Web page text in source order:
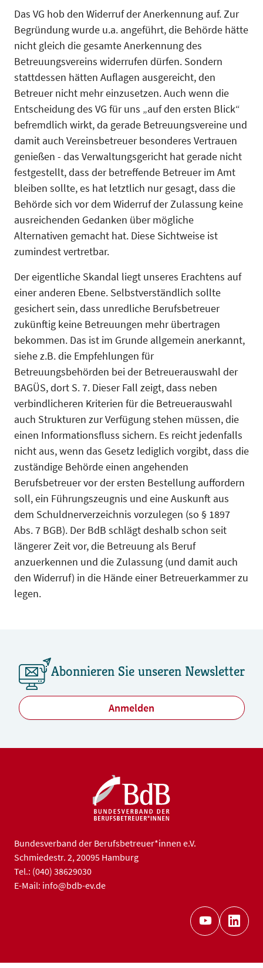
Das VG hob den Widerruf der Anerkennung auf. Zur
Begründung wurde u.a. angeführt, die Behörde hätte
nicht gleich die gesamte Anerkennung des
Betreuungsvereins widerrufen dürfen. Sondern
stattdessen hätten Auflagen ausgereicht, den
Betreuer nicht mehr einzusetzen. Auch wenn die
Entscheidung des VG für uns „auf den ersten Blick“
befremdlich wirkt, da gerade Betreuungsvereine und
damit auch Vereinsbetreuer besonderes Vertrauen
genießen - das Verwaltungsgericht hat gerade nicht
festgestellt, dass der betreffende Betreuer im Amt
bleiben sollte, es hat letztlich nur gesagt, dass die
Behörde sich vor dem Widerruf der Zulassung keine
ausreichenden Gedanken über mögliche
Alternativen gemacht hat. Diese Sichtweise ist
zumindest vertretbar.
Der eigentliche Skandal liegt unseres Erachtens auf
einer anderen Ebene. Selbstverständlich sollte
gesichert sein, dass unredliche Berufsbetreuer
zukünftig keine Betreuungen mehr übertragen
bekommen. Das ist im Grunde allgemein anerkannt,
siehe z.B. die Empfehlungen für
Betreuungsbehörden bei der Betreuerauswahl der
BAGÜS, dort S. 7. Dieser Fall zeigt, dass neben
verbindlicheren Kriterien für die Betreuerauswahl
auch Strukturen zur Verfügung stehen müssen, die
einen Informationsfluss sichern. Es reicht jedenfalls
nicht aus, wenn das Gesetz lediglich vorgibt, dass die
zuständige Behörde einen angehenden
Berufsbetreuer vor der ersten Bestellung auffordern
soll, ein Führungszeugnis und eine Auskunft aus
dem Schuldnerverzeichnis vorzulegen (so § 1897
Abs. 7 BGB). Der BdB schlägt deshalb schon seit
längerer Zeit vor, die Betreuung als Beruf
anzuerkennen und die Zulassung (und damit auch
den Widerruf) in die Hände einer Betreuerkammer zu
legen.
Abonnieren Sie unseren Newsletter
Anmelden
Bundesverband der Berufsbetreuer*innen e.V.
Schmiedestr. 2, 20095 Hamburg
Tel.: (040) 38629030
E-Mail: info@bdb-ev.de